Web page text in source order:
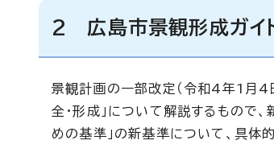
2 広島市景観形成ガイド
景観計画の一部改定（令和4年1月4
全・形成」について解説するもので
めの基準」の新基準について、具体